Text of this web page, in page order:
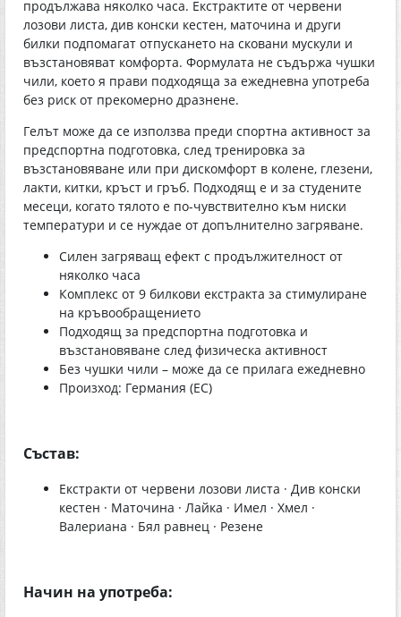
продължава няколко часа. Екстрактите от червени
лозови листа, див конски кестен, маточина и други
билки подпомагат отпускането на сковани мускули и
възстановяват комфорта. Формулата не съдържа чушки
чили, което я прави подходяща за ежедневна употреба
без риск от прекомерно дразнене.
Гелът може да се използва преди спортна активност за
предспортна подготовка, след тренировка за
възстановяване или при дискомфорт в колене, глезени,
лакти, китки, кръст и гръб. Подходящ е и за студените
месеци, когато тялото е по-чувствително към ниски
температури и се нуждае от допълнително загряване.
Силен загряващ ефект с продължителност от
няколко часа
Комплекс от 9 билкови екстракта за стимулиране
на кръвообращението
Подходящ за предспортна подготовка и
възстановяване след физическа активност
Без чушки чили – може да се прилага ежедневно
Произход: Германия (ЕС)
Състав:
Екстракти от червени лозови листа · Див конски
кестен · Маточина · Лайка · Имел · Хмел ·
Валериана · Бял равнец · Резене
Начин на употреба: